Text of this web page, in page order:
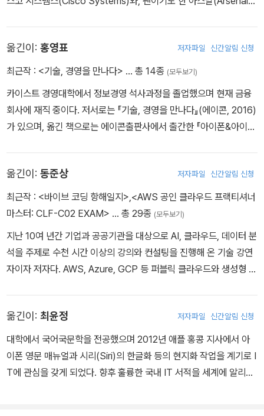
ke) 디지털 에이전시에서 일한다. 주로 HTML, CSS, 자바스크립트
를 이용해 사용자 측 개발을 전문적으로 수행하며, 웹 표준과 시맨틱
w.broken-links.com/에 웹 기술 관련 글을 쓰고 있는 피터 개스통
은 오랜 기간 http://www.css3.info/에 글을 기고해왔으며, Dev.
Opera와 영국판 닷넷 매거진(미국에서는 실용적인 웹 디자인으로
유명)에서도 집필진으로 활동했다. 런던의 웹 개발자 커뮤니티 회합
과 다른 공공 행사에서 연사로 참여했으며, 미래엔 좀 더 많은 기고와
았고, 최근 7년간은 그의 아내 애나와 함께하고 있다. 독서를 좋아해
서 순수 문학 작품과 역사는 물론, 심리학 서적까지 즐겨 읽으며 독립
만화와 독립 영화의 열렬한 팬이기도 하다.
옮긴이: 홍영표 저자파일 신간알림 신청
최근작 : <기술, 경영을 만나다> … 총 14종 (모두보기)
카이스트 경영대학에서 정보경영 석사과정을 졸업했으며 현재 금융
회사에 재직 중이다. 저서로는 『기술, 경영을 만나다』(에이콘, 2016)
가 있으며, 옮긴 책으로는 에이콘출판사에서 출간한 『아이폰&아이패
+자바스크립트의 정석』(2012), 『HTML & CSS』(2012), 『The M
odern Web』(2014), 『타입스크립트 디자인 패턴』(2017)과 『스프
링 인 액션(제3판)』(제이펍, 2012), 『제이콥 닐슨의 모바일 사용성
옮긴이: 동준상 저자파일 신간알림 신청
최근작 : <바이브 코딩 항해일지>,<AWS 공인 클라우드 프랙티셔너
마스터: CLF-C02 EXAM> … 총 29종 (모두보기)
지난 10여 년간 기업과 공공기관을 대상으로 AI, 클라우드, 데이터 분
석을 주제로 수천 시간 이상의 강의와 컨설팅을 진행해 온 기술 강연
자이자 저자다. AWS, Azure, GCP 등 퍼블릭 클라우드와 생성형 A
로 SaaS 개발을 주제로 한 강의와 콘텐츠 제작에 집중하고 있다. 다
수의 IT·데이터 관련 저서를 집필하고 번역서를 출간했으며, 기술을
'설명하는 것'보다 '직접 만들어 보게 하는 것'을 교육 철학으로 삼고
있다. 현재는 넥스트플랫폼(NXP)을 통해 AI 기반 산업 전환과 개인
옮긴이: 최윤정 저자파일 신간알림 신청
대학에서 국어국문학을 전공했으며 2012년 애플 홍콩 지사에서 아
이폰 영문 매뉴얼과 시리(Siri)의 한글화 등의 현지화 작업을 계기로 I
T에 관심을 갖게 되었다. 향후 훌륭한 국내 IT 서적을 세계에 알리고